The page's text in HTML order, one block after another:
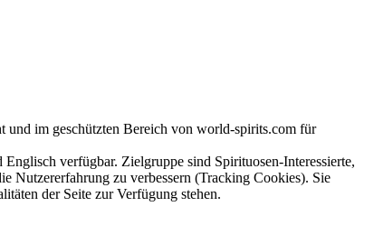
im geschützten Bereich von world-spirits.com für
verfügbar. Zielgruppe sind Spirituosen-Interessierte,
Nutzererfahrung zu verbessern (Tracking Cookies). Sie
der Seite zur Verfügung stehen.